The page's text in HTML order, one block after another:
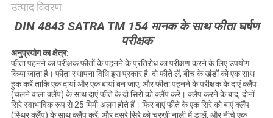
POLICY
उत्पाद विवरण
DIN 4843 SATRA TM 154 मानक के साथ फीता घर्षण
परीक्षक
अनुप्रयोग का क्षेत्र:
फीता पहनने का परीक्षक फीतों के पहनने के प्रतिरोध का परीक्षण करने के लिए उपयोग
किया जाता है। फीता स्थापना विधि इस प्रकार है: दो फीते लें, बीच के खंडों को एक साथ
हुक करें ताकि एक दायां और एक बायां बन जाए, और फीता पहनने के परीक्षक के दाएं क्लैंप
(चलने वाला क्लैंप) के साथ दाएं फीते के दो सिरों को क्लैंप करें। क्लैंप करने के बाद, दोनों
सिरे स्वाभाविक रूप से 25 मिमी अलग होते हैं। फिर बाएं फीते के एक सिरे को बाएं क्लैंप
(स्थिर क्लैंप) के साथ क्लैंप करें, और दूसरे सिरे को चरखी नाली में डालें, और नीचे एक